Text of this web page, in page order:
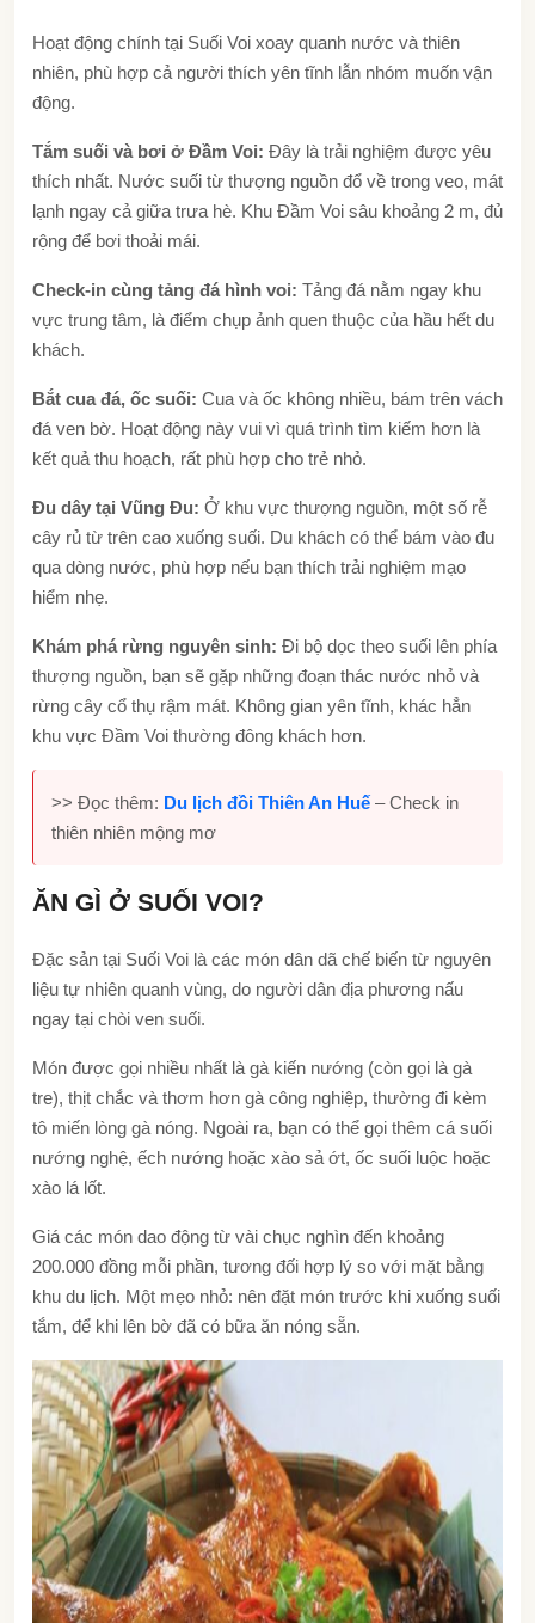
Hoạt động chính tại Suối Voi xoay quanh nước và thiên
nhiên, phù hợp cả người thích yên tĩnh lẫn nhóm muốn vận
động.
Tắm suối và bơi ở Đầm Voi: Đây là trải nghiệm được yêu
thích nhất. Nước suối từ thượng nguồn đổ về trong veo, mát
lạnh ngay cả giữa trưa hè. Khu Đầm Voi sâu khoảng 2 m, đủ
rộng để bơi thoải mái.
Check-in cùng tảng đá hình voi: Tảng đá nằm ngay khu
vực trung tâm, là điểm chụp ảnh quen thuộc của hầu hết du
khách.
Bắt cua đá, ốc suối: Cua và ốc không nhiều, bám trên vách
đá ven bờ. Hoạt động này vui vì quá trình tìm kiếm hơn là
kết quả thu hoạch, rất phù hợp cho trẻ nhỏ.
Đu dây tại Vũng Đu: Ở khu vực thượng nguồn, một số rễ
cây rủ từ trên cao xuống suối. Du khách có thể bám vào đu
qua dòng nước, phù hợp nếu bạn thích trải nghiệm mạo
hiểm nhẹ.
Khám phá rừng nguyên sinh: Đi bộ dọc theo suối lên phía
thượng nguồn, bạn sẽ gặp những đoạn thác nước nhỏ và
rừng cây cổ thụ rậm mát. Không gian yên tĩnh, khác hẳn
khu vực Đầm Voi thường đông khách hơn.
>> Đọc thêm: Du lịch đồi Thiên An Huế – Check in
thiên nhiên mộng mơ
ĂN GÌ Ở SUỐI VOI?
Đặc sản tại Suối Voi là các món dân dã chế biến từ nguyên
liệu tự nhiên quanh vùng, do người dân địa phương nấu
ngay tại chòi ven suối.
Món được gọi nhiều nhất là gà kiến nướng (còn gọi là gà
tre), thịt chắc và thơm hơn gà công nghiệp, thường đi kèm
tô miến lòng gà nóng. Ngoài ra, bạn có thể gọi thêm cá suối
nướng nghệ, ếch nướng hoặc xào sả ớt, ốc suối luộc hoặc
xào lá lốt.
Giá các món dao động từ vài chục nghìn đến khoảng
200.000 đồng mỗi phần, tương đối hợp lý so với mặt bằng
khu du lịch. Một mẹo nhỏ: nên đặt món trước khi xuống suối
tắm, để khi lên bờ đã có bữa ăn nóng sẵn.